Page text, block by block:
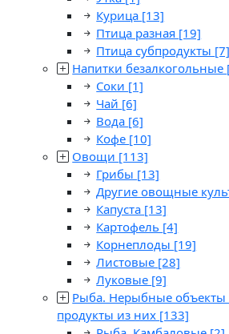
Курица [13]
Птица разная [19]
Птица субпродукты [7]
Напитки безалкогольные
Соки [1]
Чай [6]
Вода [6]
Кофе [10]
Овощи [113]
Грибы [13]
Другие овощные
Капуста [13]
Картофель [4]
Корнеплоды [19]
Листовые [28]
Луковые [9]
Рыба. Нерыбные объекты
продукты из них [133]